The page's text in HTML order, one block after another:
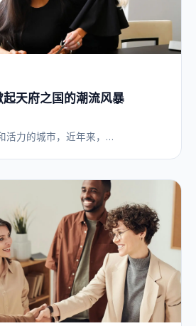
天府之国的潮流风暴
活力的城市，近年来，…